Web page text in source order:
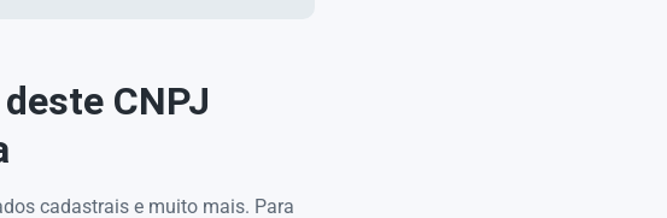
CNPJ
cadastrais e muito mais. Para